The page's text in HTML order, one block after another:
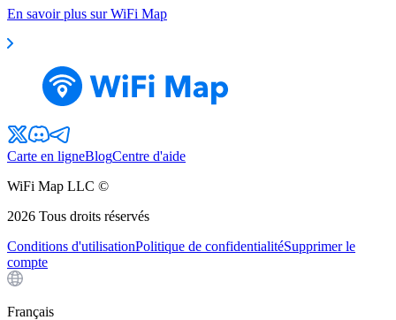
En savoir plus sur WiFi Map
Carte en ligneBlogCentre d'aide
WiFi Map LLC ©
2026 Tous droits réservés
Conditions d'utilisationPolitique de confidentialitéSupprimer le
compte
Français